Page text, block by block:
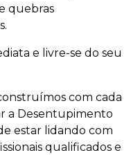
quebras
e livre-se do seu
com cada
a Desentupimento
estar lidando com
qualificados e